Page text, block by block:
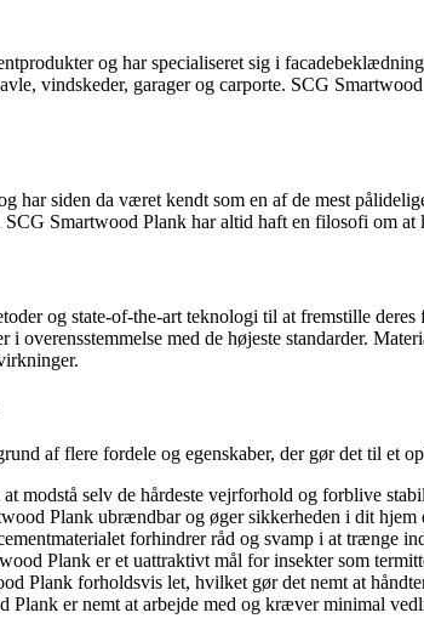
og har specialiseret sig i
vindskeder, garager og carporte. SCG
siden da været kendt som en af ​​de mest
Smartwood Plank har altid haft en filosofi om
og state-of-the-art teknologi til at fremstille
overensstemmelse med de højeste standarder.
af flere fordele og egenskaber, der gør det til et
modstå selv de hårdeste vejrforhold og forblive
Plank ubrændbar og øger sikkerheden i dit hjem
forhindrer råd og svamp i at trænge
Plank er et uattraktivt mål for insekter som
Plank forholdsvis let, hvilket gør det nemt at
Plank er nemt at arbejde med og kræver minimal